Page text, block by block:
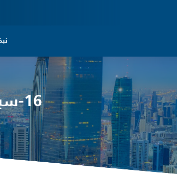
16-سبتمير-2013